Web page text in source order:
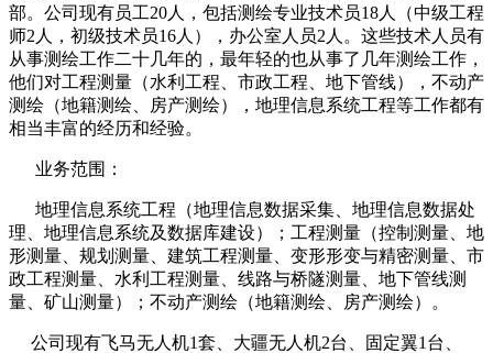
部。公司现有员工20人，包括测绘专业技术员18人（中级工程
师2人，初级技术员16人），办公室人员2人。这些技术人员有
从事测绘工作二十几年的，最年轻的也从事了几年测绘工作，
他们对工程测量（水利工程、市政工程、地下管线），不动产
测绘（地籍测绘、房产测绘），地理信息系统工程等工作都有
相当丰富的经历和经验。
业务范围：
地理信息系统工程（地理信息数据采集、地理信息数据处
理、地理信息系统及数据库建设）；工程测量（控制测量、地
形测量、规划测量、建筑工程测量、变形形变与精密测量、市
政工程测量、水利工程测量、线路与桥隧测量、地下管线测
量、矿山测量）；不动产测绘（地籍测绘、房产测绘）。
公司现有飞马无人机1套、大疆无人机2台、固定翼1台、